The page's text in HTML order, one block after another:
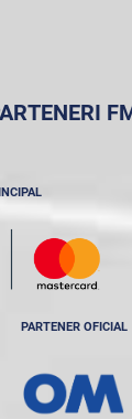
PARTENER OFICIAL